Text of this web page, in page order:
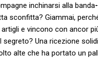
inchinarsi alla banda
sconfitta? Giammai,
e vincono con ancor
segreto? Una ricezione
alte che ha portato un